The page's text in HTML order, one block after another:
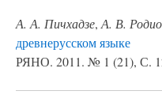
А. А. Пичхадзе, А. В.
древнерусском языке
РЯНО. 2011. № 1 (21), С.